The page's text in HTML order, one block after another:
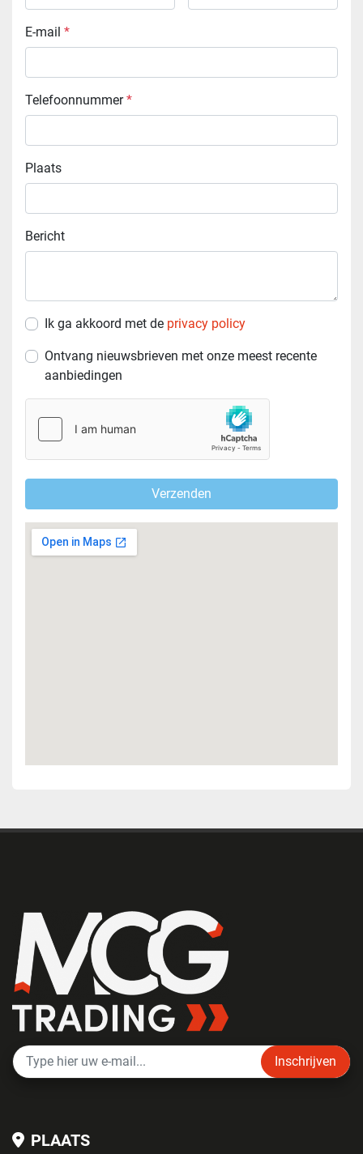
E-mail *
Telefoonnummer*
Plaats
Bericht
Ik ga akkoord met de privacy policy
Ontvang nieuwsbrieven met onze meest recente
aanbiedingen
Verzenden
Inschrijven
PLAATS